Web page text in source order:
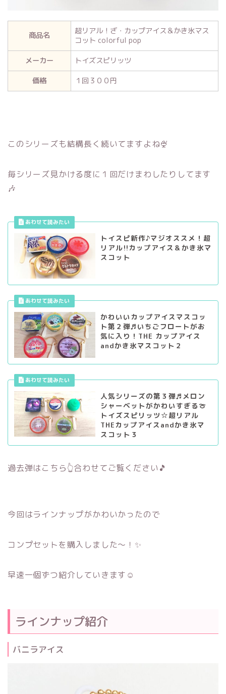
商品名
超リアル！ざ・カップアイス＆かき氷マス
コット colorful pop
メーカー
トイズスピリッツ
価格
１回３００円
このシリーズも結構長く続いてますよね🍨
毎シリーズ見かける度に１回だけまわしたりしてます
🎶
トイスピ新作♪マジオススメ！超
リアル!!カップアイス＆かき氷マ
スコット
かわいいカップアイスマスコッ
ト第２弾♬いちごフロートがお
気に入り！THE カップアイス
andかき氷マスコット２
人気シリーズの第３弾♬メロン
シャーベットがかわいすぎる🍈
トイズスピリッツ☆超リアル
THEカップアイスandかき氷マ
スコット３
過去弾はこちら👆合わせてご覧ください🎵
今回はラインナップがかわいかったので
コンプセットを購入しました～！✨
早速一個ずつ紹介していきます☺
ラインナップ紹介
バニラアイス